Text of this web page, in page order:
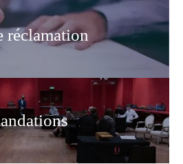
réclamation